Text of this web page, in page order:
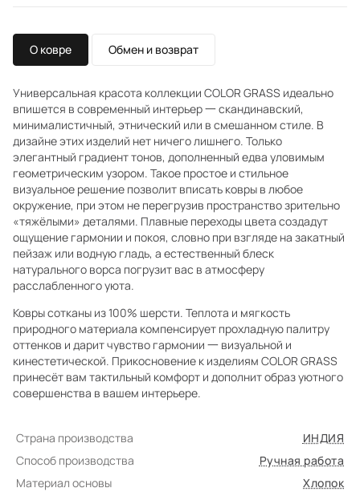
О ковре Обмен и возврат
Универсальная красота коллекции COLOR GRASS идеально
впишется в современный интерьер 一 скандинавский,
минималистичный, этнический или в смешанном стиле. В
дизайне этих изделий нет ничего лишнего. Только
элегантный градиент тонов, дополненный едва уловимым
геометрическим узором. Такое простое и стильное
визуальное решение позволит вписать ковры в любое
окружение, при этом не перегрузив пространство зрительно
«тяжёлыми» деталями. Плавные переходы цвета создадут
ощущение гармонии и покоя, словно при взгляде на закатный
пейзаж или водную гладь, а естественный блеск
натурального ворса погрузит вас в атмосферу
расслабленного уюта.
Ковры сотканы из 100% шерсти. Теплота и мягкость
природного материала компенсирует прохладную палитру
оттенков и дарит чувство гармонии 一 визуальной и
кинестетической. Прикосновение к изделиям COLOR GRASS
принесёт вам тактильный комфорт и дополнит образ уютного
совершенства в вашем интерьере.
Страна производства
ИНДИЯ
Способ производства
Ручная работа
Материал основы
Хлопок